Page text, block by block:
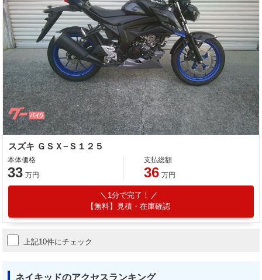
スズキ ＧＳＸ−Ｓ１２５
本体価格
33 万円
支払総額
36 万円
1分で完了！
【無料】見積・在庫確認
上記10件にチェック
ネイキッドのアクセスランキング